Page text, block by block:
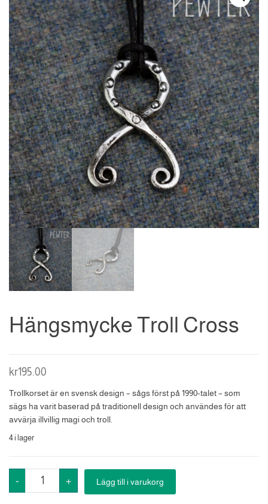
Hängsmycke Troll Cross
kr195.00
Trollkorset är en svensk design – sågs först på 1990-talet – som
sägs ha varit baserad på traditionell design och användes för att
avvärja illvillig magi och troll.
4 i lager
-
Hängsmycke+ Lägg till i varukorg